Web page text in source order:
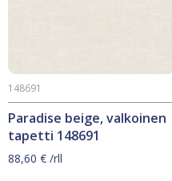
Paradise beige, valkoinen
tapetti 148691
148691
88,60 € /rll